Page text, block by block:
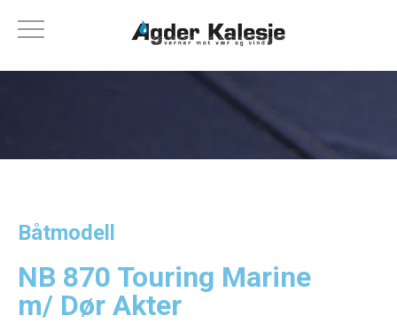
Båtmodell
NB 870 Touring Marine
m/ Dør Akter